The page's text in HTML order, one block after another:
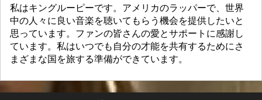
私はキングルーピーです。アメリカのラッパーで、世界
中の人々に良い音楽を聴いてもらう機会を提供したいと
思っています。ファンの皆さんの愛とサポートに感謝し
ています。私はいつでも自分の才能を共有するためにさ
まざまな国を旅する準備ができています。